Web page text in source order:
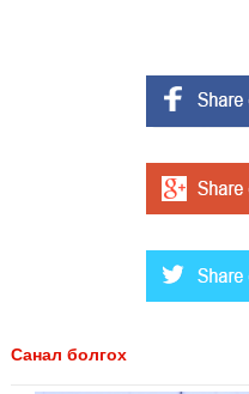
Санал болгох